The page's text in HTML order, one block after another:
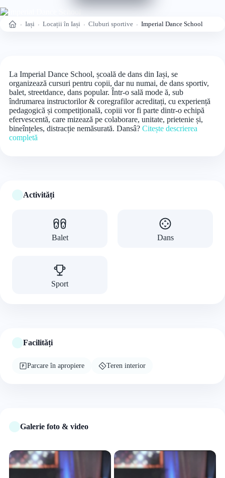
Acasă Iași Locații în Iași Cluburi sportive Imperial Dance School
La Imperial Dance School, școală de dans din Iași, se
organizează cursuri pentru copii, dar nu numai, de dans sportiv,
balet, streetdance, dans popular. Într-o sală mode ă, sub
îndrumarea instructorilor & coregrafilor acreditați, cu experiență
pedagogică și competițională, copiii vor fi parte dintr-o echipă
efervescentă, care mizează pe colaborare, unitate, prietenie și,
bineînțeles, distracție nemăsurată. Dansâ? Citește descrierea
completă
Activități
Balet Dans
Sport
Facilități
Parcare în apropiere Teren interior
Galerie foto & video